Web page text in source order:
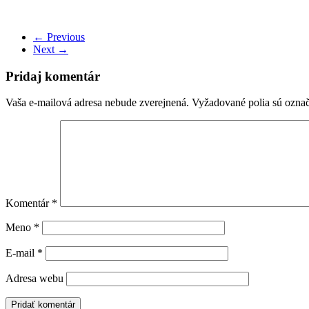
← Previous
Next →
Pridaj komentár
Vaša e-mailová adresa nebude zverejnená. Vyžadované polia sú
Komentár *
Meno *
E-mail *
Adresa webu